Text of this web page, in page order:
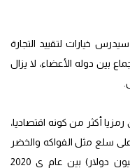
خيارات لتقييد التجارة
بين دوله الأعضاء، لا يزال
أكثر من كونه اقتصاديا،
سلع مثل الفواكه والخضر
والأخشاب، ولم يتجاوز مليون يورو (1,1 مليون دولار) بين عام ي 2020